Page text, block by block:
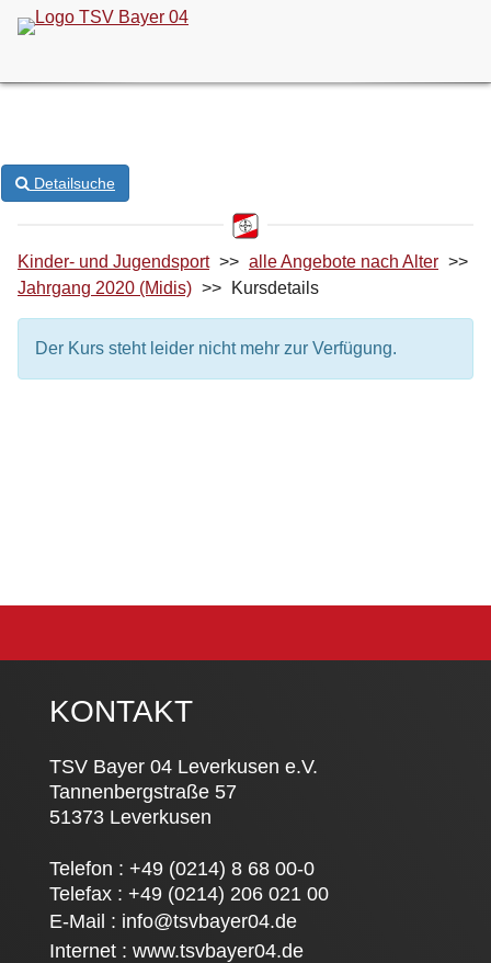
Detailsuche
Kinder- und Jugendsport >> alle Angebote nach Alter >>
Jahrgang 2020 (Midis) >> Kursdetails
Der Kurs steht leider nicht mehr zur Verfügung.
KONTAKT
TSV Bayer 04 Leverkusen e.V.
Tannenbergstraße 57
51373 Leverkusen
Telefon : +49 (0214) 8 68 00-0
Telefax : +49 (0214) 206 021 00
E-Mail : info@tsvbayer04.de
Internet : www.tsvbayer04.de